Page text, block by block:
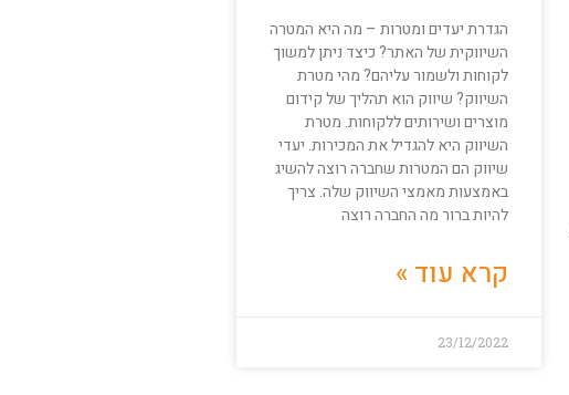
הגדרת יעדים ומטרות – מה היא המטרה
השיווקית של האתר? כיצד ניתן למשוך
לקוחות ולשמור עליהם? מהי מטרת
השיווק? שיווק הוא תהליך של קידום
מוצרים ושירותים ללקוחות. מטרת
השיווק היא להגדיל את המכירות. יעדי
שיווק הם המטרות שחברה רוצה להשיג
באמצעות מאמצי השיווק שלה. צריך
להיות ברור מה החברה רוצה
קרא עוד »
23/12/2022